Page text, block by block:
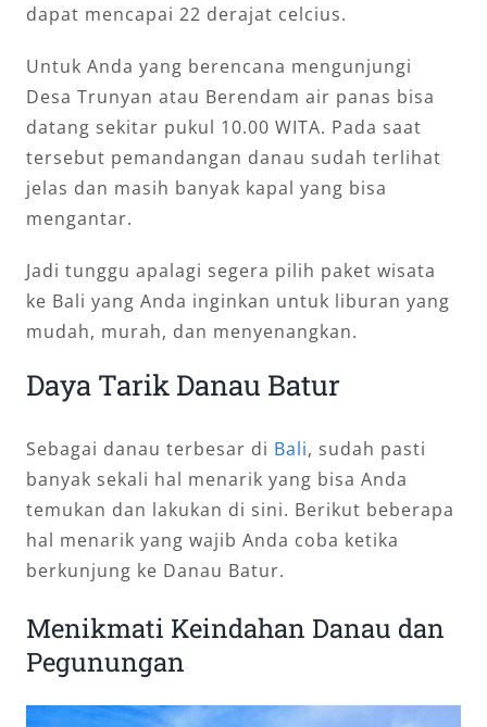
dapat mencapai 22 derajat celcius.
Untuk Anda yang berencana mengunjungi
Desa Trunyan atau Berendam air panas bisa
datang sekitar pukul 10.00 WITA. Pada saat
tersebut pemandangan danau sudah terlihat
jelas dan masih banyak kapal yang bisa
mengantar.
Jadi tunggu apalagi segera pilih paket wisata
ke Bali yang Anda inginkan untuk liburan yang
mudah, murah, dan menyenangkan.
Daya Tarik Danau Batur
Sebagai danau terbesar di Bali, sudah pasti
banyak sekali hal menarik yang bisa Anda
temukan dan lakukan di sini. Berikut beberapa
hal menarik yang wajib Anda coba ketika
berkunjung ke Danau Batur.
Menikmati Keindahan Danau dan
Pegunungan